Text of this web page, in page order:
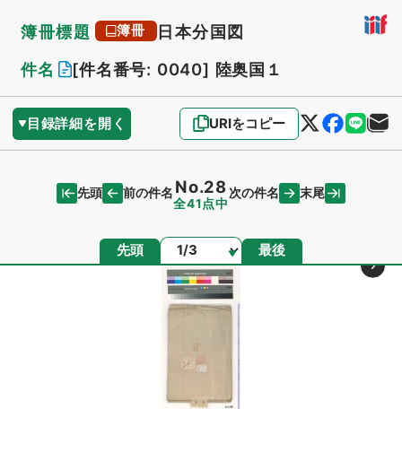
簿冊標題 簿冊
日本分国図
件名
[件名番号: 0040] 陸奥国１
目録詳細を開く URIをコピー
先頭 前の件名 No.28
全41点中
次の件名 末尾
先頭 ページ 最後